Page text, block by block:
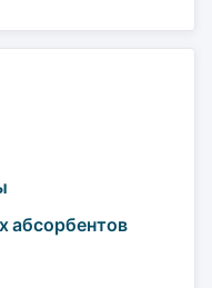
абсорбентов